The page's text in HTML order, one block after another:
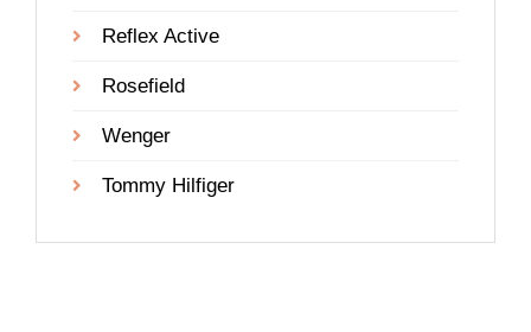
Reflex Active
Rosefield
Wenger
Tommy Hilfiger